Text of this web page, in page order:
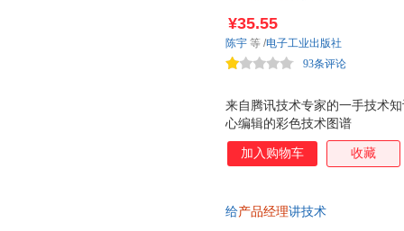
来自腾讯技术专家的一手技术
心编辑的彩色技术图谱
93条评论
陈宇 等 /电子工业出版社
加入购物车 收藏
¥35.55
给产品经理讲技术